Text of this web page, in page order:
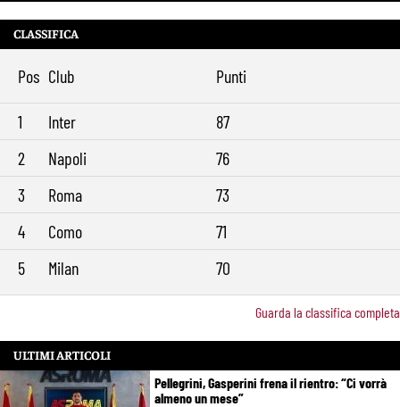
CLASSIFICA
Pos Club Punti
1 Inter
87
2
Napoli
76
3
Roma
73
4
Como
71
5
Milan 70
Guarda la classifica completa
ULTIMI ARTICOLI
Pellegrini, Gasperini frena il rientro: “Ci vorrà
almeno un mese”